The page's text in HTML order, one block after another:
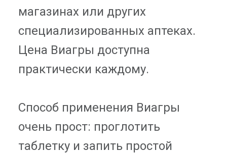
магазинах или других
специализированных аптеках.
Цена Виагры доступна
практически каждому.
Способ применения Виагры
очень прост: проглотить
таблетку и запить простой